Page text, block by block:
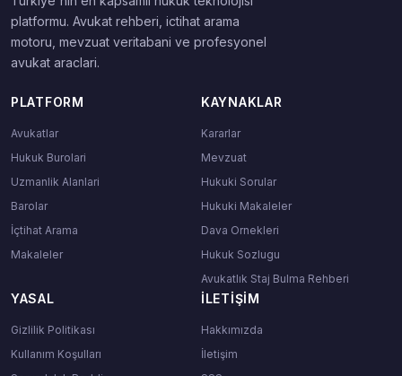
platformu. Avukat rehberi, ictihat arama
motoru, mevzuat veritabani ve profesyonel
avukat araclari.
PLATFORM
Avukatlar
Hukuk Burolari
Uzmanlik Alanlari
Barolar
İçtihat Arama
Makaleler
KAYNAKLAR
Kararlar
Mevzuat
Hukuki Sorular
Hukuki Makaleler
Dava Ornekleri
Hukuk Sozlugu
Avukatlık Staj Bulma Rehberi
YASAL
Gizlilik Politikası
Kullanım Koşulları
İLETIŞIM
Hakkımızda
İletişim